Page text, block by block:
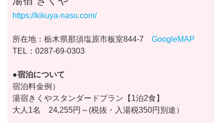
https://kikuya-nasu.com/
所在地：栃木県那須塩原市板室844-7 GoogleMAP
TEL：0287-69-0303
●宿泊について
宿泊料金例）
湯宿きくやスタンダードプラン【1泊2食】
大人1名 24,255円～(税抜・入湯税350円別途）